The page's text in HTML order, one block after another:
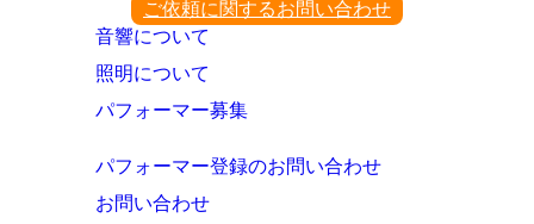
ご依頼に関するお問い合わせ
音響について
照明について
パフォーマー募集
パフォーマー登録のお問い合わせ
お問い合わせ